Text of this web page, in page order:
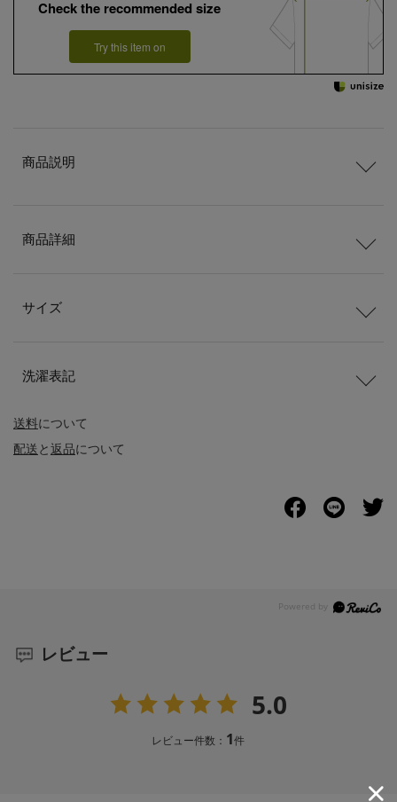
Check the recommended size
Try this item on
送料について
配送と返品について
商品説明
商品詳細
サイズ
洗濯表記
レビュー
5.0
レビュー件数： 1件